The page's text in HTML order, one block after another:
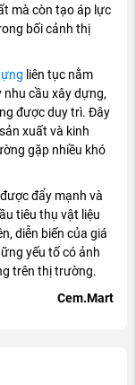
mà còn tạo áp lực
bối cảnh thị
liên tục nằm
cầu xây dựng,
được duy trì. Đây
xuất và kinh
gặp nhiều khó
đẩy mạnh và
tiêu thụ vật liệu
diễn biến của giá
yếu tố có ảnh
trên thị trường.
Cem.Mart